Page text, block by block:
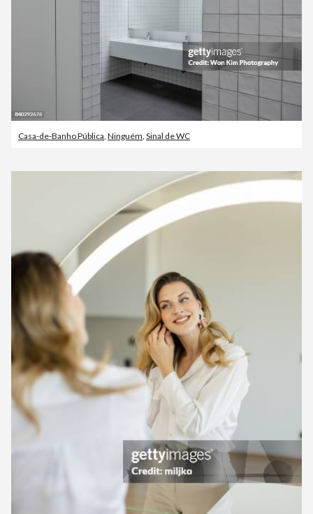
Casa-de-Banho Pública, Ninguém, Sinal de WC